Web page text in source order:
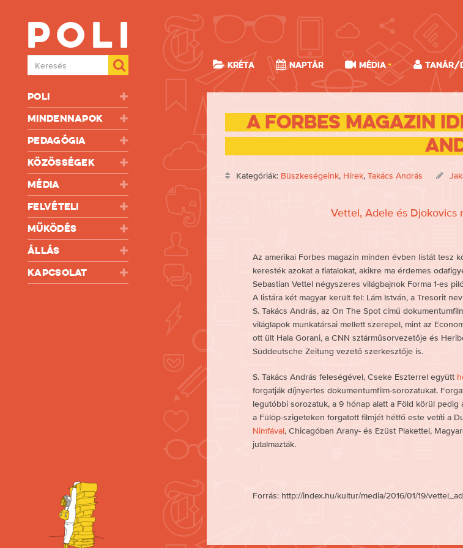
Poli
Mindennapok
Pedagógia
Közösségek
Média
Felvételi
Működés
Állás
Kapcsolat
Poli
Keresés KRÉTA Naptár Média Tanár/
A Forbes magazin
Kategóriák: Büszkeségeink, Hírek, Takács András
Vettel, Adele és
Az amerikai Forbes magazin minden évben listát tesz
keresték azokat a fiatalokat, akikre ma érdemes
Sebastian Vettel négyszeres világbajnok Forma 1-es
A listára két magyar került fel: Lám István, a Tresorit
S. Takács András, az On The Spot című
világlapok munkatársai mellett szerepel, mint az
ott ült Hala Gorani, a CNN sztárműsorvezetője és
Süddeutsche Zeitung vezető szerkesztője is.
S. Takács András feleségével, Cseke Eszterrel együtt
forgatják díjnyertes dokumentumfilm-sorozatukat.
legutóbbi sorozatuk, a 9 hónap alatt a Föld körül
a Fülöp-szigeteken forgatott filmjét hétfő este vetíti a
Nimfával, Chicagóban Arany- és Ezüst Plakettel,
jutalmazták.
Forrás: http://index.hu/kultur/media/2016/01/19/